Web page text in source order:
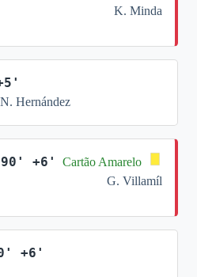
K. Minda
N. Hernández
90' +6'
Cartão Amarelo
G. Villamíl
+6'